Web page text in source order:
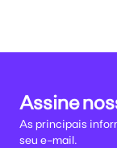
Assine
As principais
seu e-mail.